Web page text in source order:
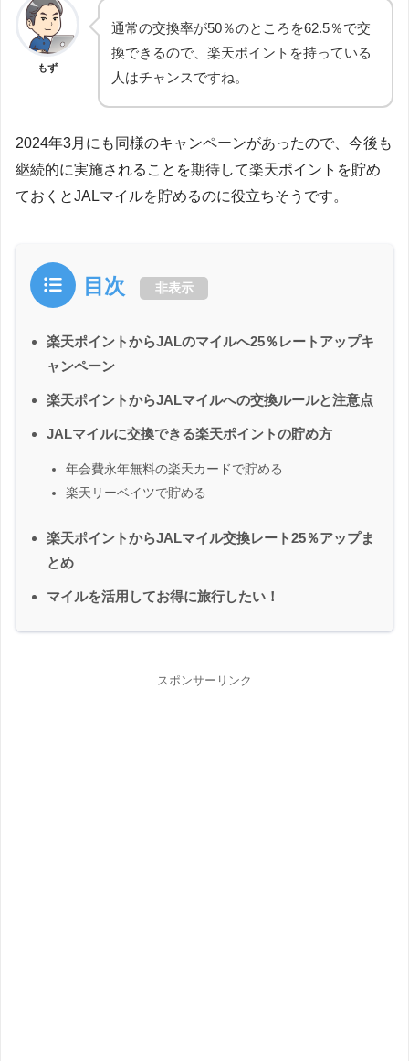
もず
通常の交換率が50％のところを62.5％で交
換できるので、楽天ポイントを持っている
人はチャンスですね。
2024年3月にも同様のキャンペーンがあったので、今後も
継続的に実施されることを期待して楽天ポイントを貯め
ておくとJALマイルを貯めるのに役立ちそうです。
目次 非表示
楽天ポイントからJALのマイルへ25％レートアップキ
ャンペーン
楽天ポイントからJALマイルへの交換ルールと注意点
JALマイルに交換できる楽天ポイントの貯め方
年会費永年無料の楽天カードで貯める
楽天リーベイツで貯める
楽天ポイントからJALマイル交換レート25％アップま
とめ
マイルを活用してお得に旅行したい！
スポンサーリンク